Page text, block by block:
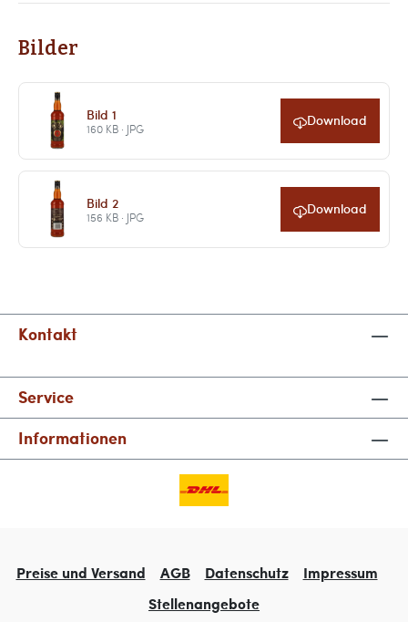
Bilder
Bild 1
160 KB · JPG Download
Bild 2
156 KB · JPG Download
Kontakt
Service
Informationen
Preise und Versand AGB Datenschutz
Impressum
Stellenangebote